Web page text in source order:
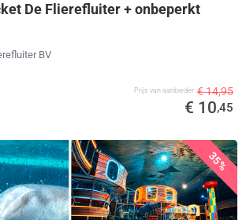
De Flierefluiter + onbeperkt
BV
Prijs van aanbieder € 14,95
€ 10,45
35%